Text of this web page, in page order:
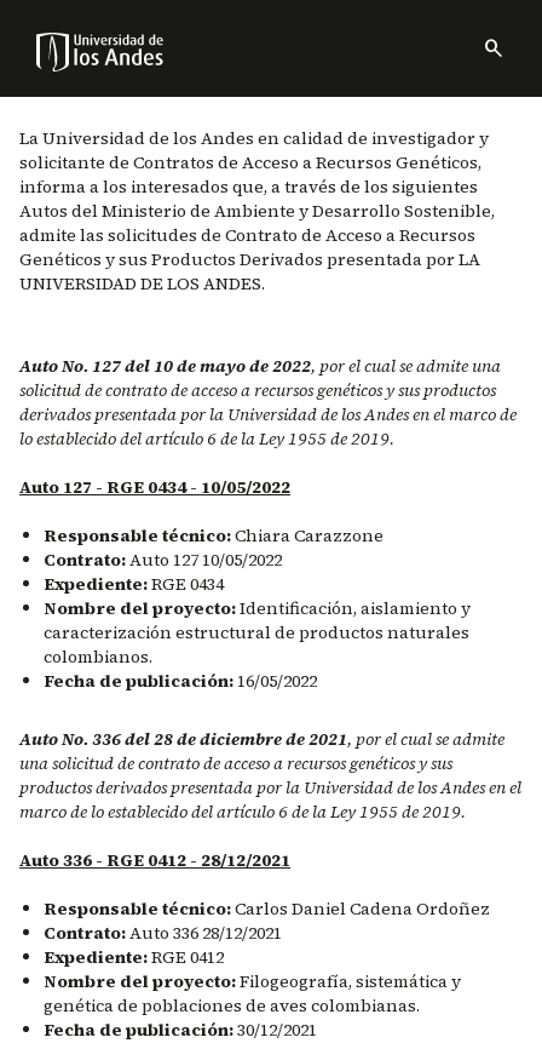
contenido
principal
Navbar
search
La Universidad de los Andes en calidad de investigador y
solicitante de Contratos de Acceso a Recursos Genéticos,
informa a los interesados que, a través de los siguientes
Autos del Ministerio de Ambiente y Desarrollo Sostenible,
admite las solicitudes de Contrato de Acceso a Recursos
Genéticos y sus Productos Derivados presentada por LA
UNIVERSIDAD DE LOS ANDES.
Auto No. 127 del 10 de mayo de 2022, por el cual se admite una
solicitud de contrato de acceso a recursos genéticos y sus productos
derivados presentada por la Universidad de los Andes en el marco de
lo establecido del artículo 6 de la Ley 1955 de 2019.
Auto 127 - RGE 0434 - 10/05/2022
Responsable técnico:Chiara Carazzone
Contrato:Auto 127 10/05/2022
Expediente:RGE 0434
Nombre del proyecto:Identificación, aislamiento y
caracterización estructural de productos naturales
colombianos.
Fecha de publicación:16/05/2022
Auto No. 336 del 28 de diciembre de 2021, por el cual se admite
una solicitud de contrato de acceso a recursos genéticos y sus
productos derivados presentada por la Universidad de los Andes en el
marco de lo establecido del artículo 6 de la Ley 1955 de 2019.
Auto 336 - RGE 0412 - 28/12/2021
Responsable técnico:Carlos Daniel Cadena Ordoñez
Contrato:Auto 336 28/12/2021
Expediente:RGE 0412
Nombre del proyecto:Filogeografía, sistemática y
genética de poblaciones de aves colombianas.
Fecha de publicación:30/12/2021